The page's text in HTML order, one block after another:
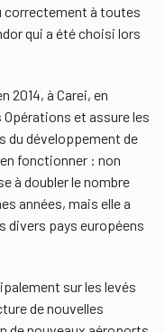
correctement à toutes
qui a été choisi lors
2014, à Carei, en
et assure les
du développement de
fonctionner : non
à doubler le nombre
années, mais elle a
divers pays européens
sur les levés
de nouvelles